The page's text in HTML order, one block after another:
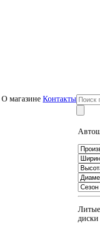
О магазине Контакты
Литые
диски